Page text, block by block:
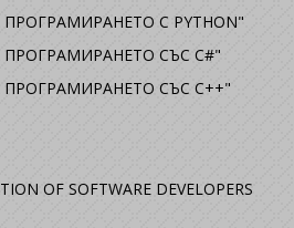
С PYTHON"
СЪС C#"
СЪС C++"
OF SOFTWARE DEVELOPERS